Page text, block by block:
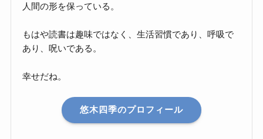
人間の形を保っている。
もはや読書は趣味ではなく、生活習慣であり、呼吸で
あり、呪いである。
幸せだね。
悠木四季のプロフィール